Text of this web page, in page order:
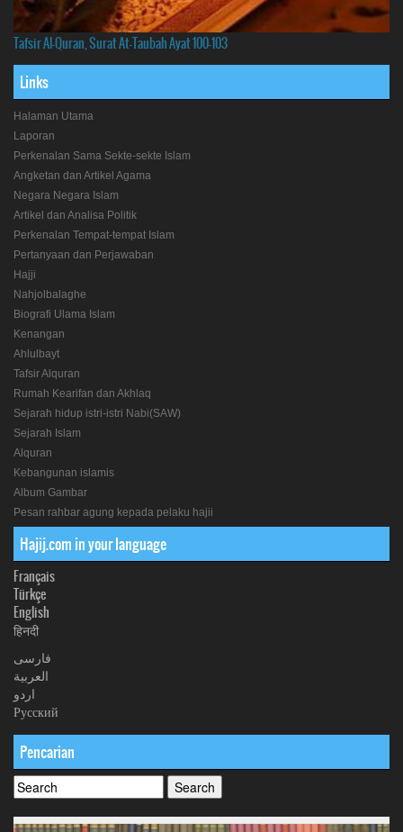
Tafsir Al-Quran, Surat At-Taubah Ayat 100-103
Links
Halaman Utama
Laporan
Perkenalan Sama Sekte-sekte Islam
Angketan dan Artikel Agama
Negara Negara Islam
Artikel dan Analisa Politik
Perkenalan Tempat-tempat Islam
Pertanyaan dan Perjawaban
Hajji
Nahjolbalaghe
Biografi Ulama Islam
Kenangan
Ahlulbayt
Tafsir Alquran
Rumah Kearifan dan Akhlaq
Sejarah hidup istri-istri Nabi(SAW)
Sejarah Islam
Alquran
Kebangunan islamis
Album Gambar
Pesan rahbar agung kepada pelaku hajii
Hajij.com in your language
Français
Türkçe
English
हिनदी
فارسی
العربیة
اردو
Русский
Pencarian